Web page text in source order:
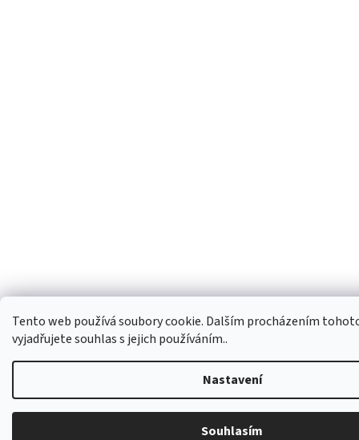
Tento web používá soubory cookie. Dalším procházením
vyjadřujete souhlas s jejich používáním..
Nastavení
Souhlasím